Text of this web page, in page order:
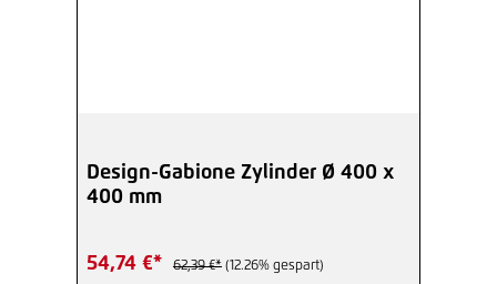
Design-Gabione Zylinder Ø 400 x
400 mm
54,74 €* 62,39 €* (12.26% gespart)